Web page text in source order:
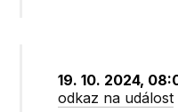
19. 10. 2024,
odkaz na událost